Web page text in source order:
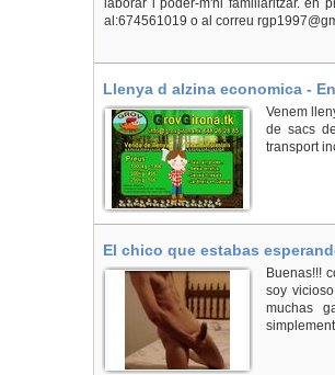
laborar i poder-m'hi familiaritzar. en
al:674561019 o al correu
Llenya d alzina economica -
Venem
de sacs
transport
El chico que estabas
Buenas!!!
soy
muchas